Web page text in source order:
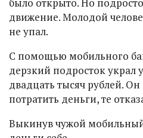
движение. Молодой
не упал.
С помощью мобильного
дерзкий подросток украл
двадцать тысяч рублей.
потратить деньги, те
Выкинув чужой